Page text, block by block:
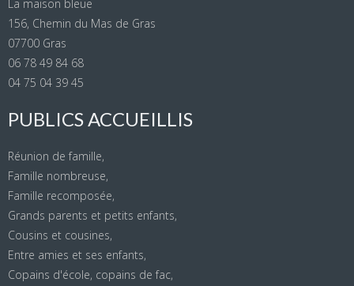
La maison bleue
156, Chemin du Mas de Gras
07700 Gras
06 78 49 84 68
04 75 04 39 45
PUBLICS ACCUEILLIS
Réunion de famille,
Famille nombreuse,
Famille recomposée,
Grands parents et petits enfants,
Cousins et cousines,
Entre amies et ses enfants,
Copains d'école, copains de fac,